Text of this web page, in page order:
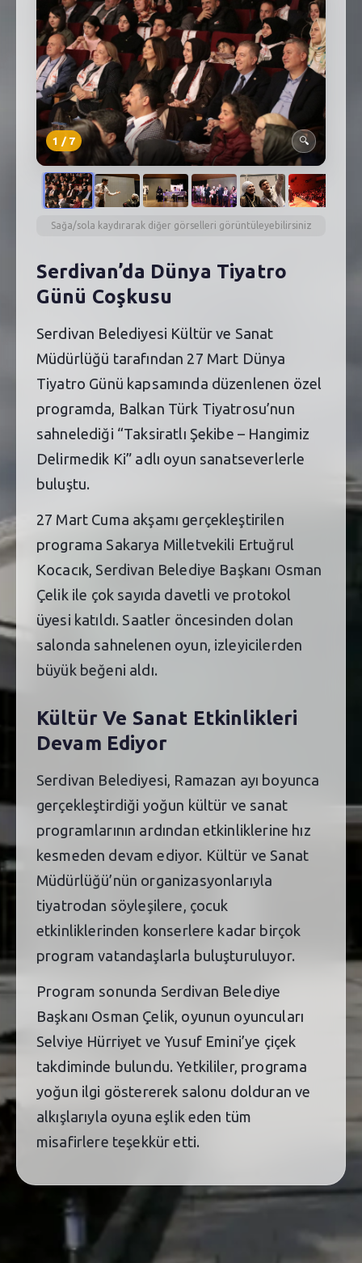
1 /7 🔍
Sağa/sola kaydırarak diğer görselleri görüntüleyebilirsiniz
Serdivan’da Dünya Tiyatro
Günü Coşkusu
Serdivan Belediyesi Kültür ve Sanat
Müdürlüğü tarafından 27 Mart Dünya
Tiyatro Günü kapsamında düzenlenen özel
programda, Balkan Türk Tiyatrosu’nun
sahnelediği “Taksiratlı Şekibe – Hangimiz
Delirmedik Ki” adlı oyun sanatseverlerle
buluştu.
27 Mart Cuma akşamı gerçekleştirilen
programa Sakarya Milletvekili Ertuğrul
Kocacık, Serdivan Belediye Başkanı Osman
Çelik ile çok sayıda davetli ve protokol
üyesi katıldı. Saatler öncesinden dolan
salonda sahnelenen oyun, izleyicilerden
büyük beğeni aldı.
Kültür Ve Sanat Etkinlikleri
Devam Ediyor
Serdivan Belediyesi, Ramazan ayı boyunca
gerçekleştirdiği yoğun kültür ve sanat
programlarının ardından etkinliklerine hız
kesmeden devam ediyor. Kültür ve Sanat
Müdürlüğü’nün organizasyonlarıyla
tiyatrodan söyleşilere, çocuk
etkinliklerinden konserlere kadar birçok
program vatandaşlarla buluşturuluyor.
Program sonunda Serdivan Belediye
Başkanı Osman Çelik, oyunun oyuncuları
Selviye Hürriyet ve Yusuf Emini’ye çiçek
takdiminde bulundu. Yetkililer, programa
yoğun ilgi göstererek salonu dolduran ve
alkışlarıyla oyuna eşlik eden tüm
misafirlere teşekkür etti.
SEBİK
E NÖBETÇI ECZANELER
SABSIS - AFET
TRAFIKPARK
KÜREK
PARKLAR
PAZAR YERLERI
PLANETARYUM